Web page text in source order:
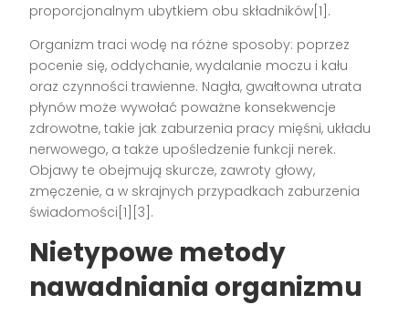
proporcjonalnym ubytkiem obu składników[1].
Organizm traci wodę na różne sposoby: poprzez
pocenie się, oddychanie, wydalanie moczu i kału
oraz czynności trawienne. Nagła, gwałtowna utrata
płynów może wywołać poważne konsekwencje
zdrowotne, takie jak zaburzenia pracy mięśni, układu
nerwowego, a także upośledzenie funkcji nerek.
Objawy te obejmują skurcze, zawroty głowy,
zmęczenie, a w skrajnych przypadkach zaburzenia
świadomości[1][3].
Nietypowe metody
nawadniania organizmu